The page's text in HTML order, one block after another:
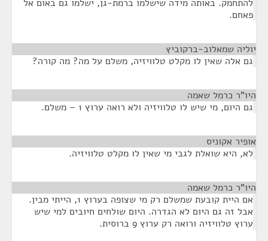
להתחמק. באותה מידה שישלמו ברמת-גן, ישלמו גם באום אל
פאחם.
יוליה שמאלוב-ברקוביץ
גם אלה שאין לו מקלט טלוויזיה, משלם על מה? מה קורה?
היו"ר כרמל שאמה
גם היום, מי שיש לו טלוויזיה ולא רואה ערוץ 1 – משלם.
אופיר אקוניס
לא, היא שואלת לגבי מי שאין לו מקלט טלוויזיה.
היו"ר כרמל שאמה
אם היית קובעת שמשלם רק מי שצופה בערוץ 1, הייתי מבין.
אבל זה גם היום לא הגדרה. היום שולחים חיובים למי שיש
ערוץ טלוויזיה ורואה רק ערוץ 9 ברוסית.